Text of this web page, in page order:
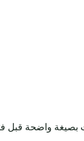
بصيغة واضحة قبل